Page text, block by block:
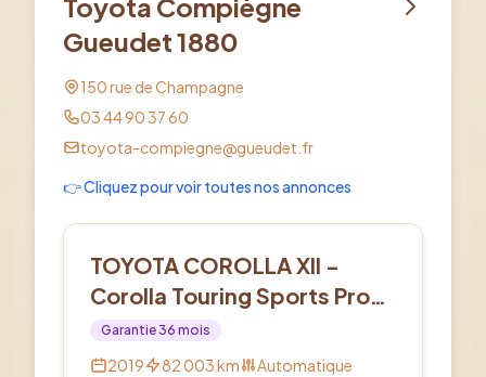
Toyota Compiègne
Gueudet 1880
150 rue de Champagne
03 44 90 37 60
toyota-compiegne@gueudet.fr
👉 Cliquez pour voir toutes nos annonces
TOYOTA COROLLA XII -
Corolla Touring Sports Pro
Hybride 122h Dynamic
Business
Garantie36 mois
2019 82 003km
Automatique